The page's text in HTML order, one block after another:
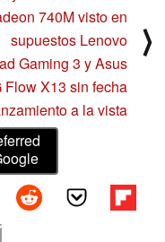
740M visto en
supuestos Lenovo
Gaming 3 y Asus
Flow X13 sin fecha
a la vista
⟩